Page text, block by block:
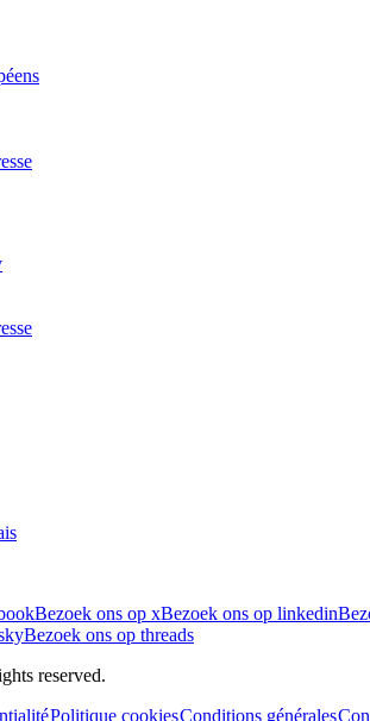
Bezoek ons op xBezoek ons op linkedin
Bezoek ons op threads
reserved.
Politique cookiesConditions générales